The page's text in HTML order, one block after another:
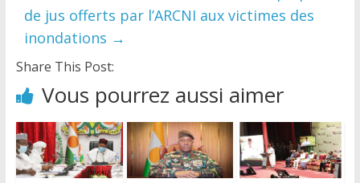
de jus offerts par l’ARCNI aux victimes des
inondations →
Share This Post:
Vous pourrez aussi aimer